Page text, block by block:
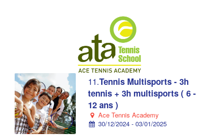
11.Tennis Multisports - 3h
tennis + 3h multisports ( 6 -
12 ans )
Ace Tennis Academy
30/12/2024 - 03/01/2025